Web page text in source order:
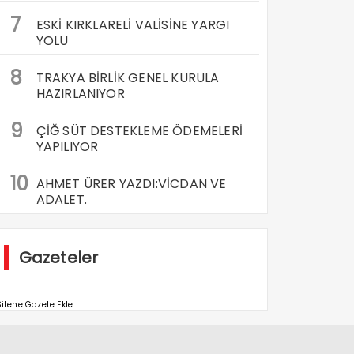
7
ESKİ KIRKLARELİ VALİSİNE YARGI
YOLU
8
TRAKYA BİRLİK GENEL KURULA
HAZIRLANIYOR
9
ÇİĞ SÜT DESTEKLEME ÖDEMELERİ
YAPILIYOR
10 AHMET ÜRER YAZDI:VİCDAN VE
ADALET.
Gazeteler
Gazete Ekle